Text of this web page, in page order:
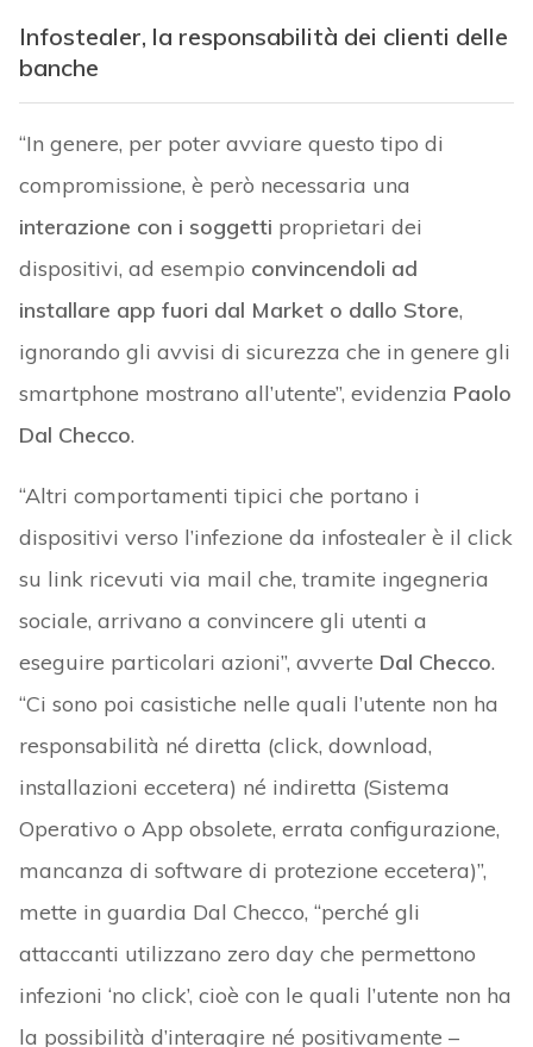
Infostealer, la responsabilità dei clienti delle
banche
“In genere, per poter avviare questo tipo di
compromissione, è però necessaria una
interazione con i soggetti proprietari dei
dispositivi, ad esempio convincendoli ad
installare app fuori dal Market o dallo Store,
ignorando gli avvisi di sicurezza che in genere gli
smartphone mostrano all’utente”, evidenzia Paolo
Dal Checco.
“Altri comportamenti tipici che portano i
dispositivi verso l’infezione da infostealer è il click
su link ricevuti via mail che, tramite ingegneria
sociale, arrivano a convincere gli utenti a
eseguire particolari azioni”, avverte Dal Checco.
“Ci sono poi casistiche nelle quali l’utente non ha
responsabilità né diretta (click, download,
installazioni eccetera) né indiretta (Sistema
Operativo o App obsolete, errata configurazione,
mancanza di software di protezione eccetera)”,
mette in guardia Dal Checco, “perché gli
attaccanti utilizzano zero day che permettono
infezioni ‘no click’, cioè con le quali l’utente non ha
la possibilità d’interagire né positivamente –